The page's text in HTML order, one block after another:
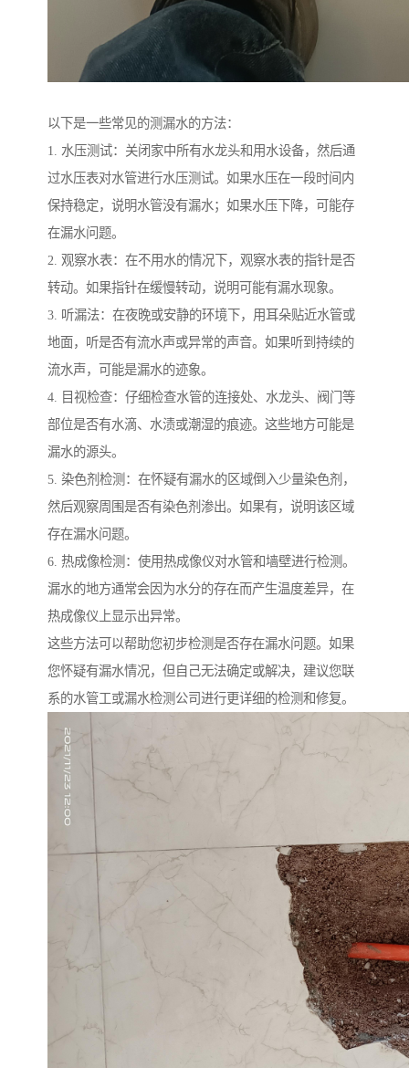
以下是一些常见的测漏水的方法：
1. 水压测试：关闭家中所有水龙头和用水设备，然后通
过水压表对水管进行水压测试。如果水压在一段时间内
保持稳定，说明水管没有漏水；如果水压下降，可能存
在漏水问题。
2. 观察水表：在不用水的情况下，观察水表的指针是否
转动。如果指针在缓慢转动，说明可能有漏水现象。
3. 听漏法：在夜晚或安静的环境下，用耳朵贴近水管或
地面，听是否有流水声或异常的声音。如果听到持续的
流水声，可能是漏水的迹象。
4. 目视检查：仔细检查水管的连接处、水龙头、阀门等
部位是否有水滴、水渍或潮湿的痕迹。这些地方可能是
漏水的源头。
5. 染色剂检测：在怀疑有漏水的区域倒入少量染色剂，
然后观察周围是否有染色剂渗出。如果有，说明该区域
存在漏水问题。
6. 热成像检测：使用热成像仪对水管和墙壁进行检测。
漏水的地方通常会因为水分的存在而产生温度差异，在
热成像仪上显示出异常。
这些方法可以帮助您初步检测是否存在漏水问题。如果
您怀疑有漏水情况，但自己无法确定或解决，建议您联
系的水管工或漏水检测公司进行更详细的检测和修复。